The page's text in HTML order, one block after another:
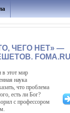
ЧЕГО НЕТ» —
в этот мир
наука
что проблема
есть ли Бог?
с профессором